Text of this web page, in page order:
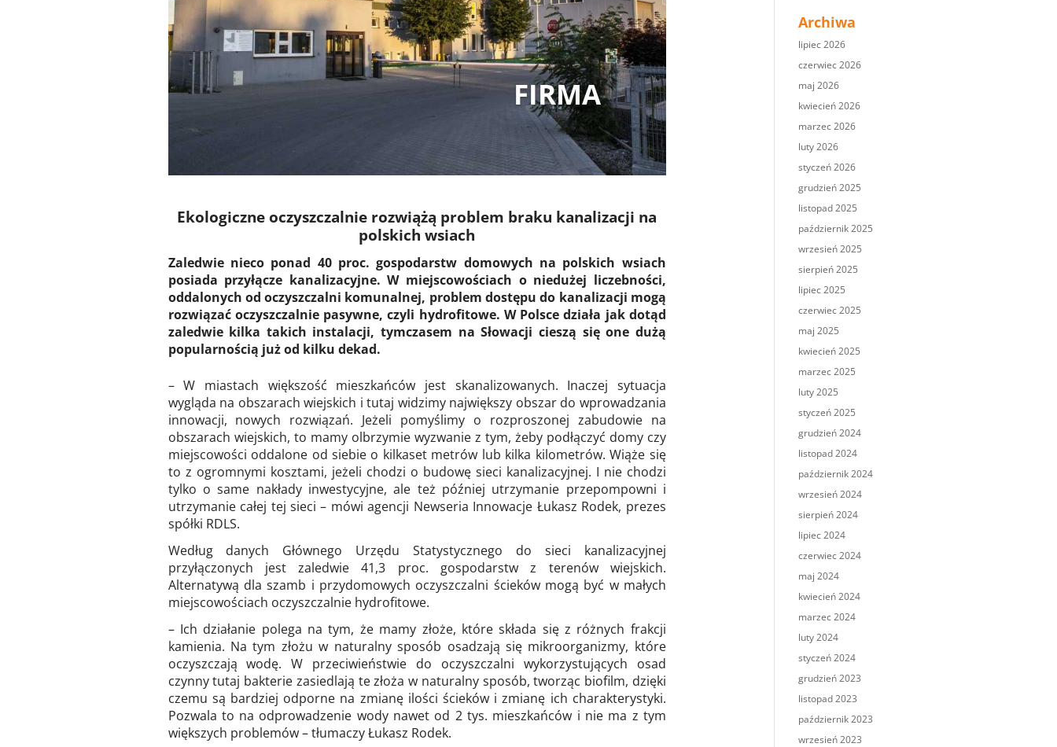
FIRMA
Ekologiczne oczyszczalnie rozwiążą problem braku kanalizacji na
polskich wsiach
Zaledwie nieco ponad 40 proc. gospodarstw domowych na polskich wsiach
posiada przyłącze kanalizacyjne. W miejscowościach o niedużej liczebności,
oddalonych od oczyszczalni komunalnej, problem dostępu do kanalizacji mogą
rozwiązać oczyszczalnie pasywne, czyli hydrofitowe. W Polsce działa jak dotąd
zaledwie kilka takich instalacji, tymczasem na Słowacji cieszą się one dużą
popularnością już od kilku dekad.
– W miastach większość mieszkańców jest skanalizowanych. Inaczej sytuacja
wygląda na obszarach wiejskich i tutaj widzimy największy obszar do wprowadzania
innowacji, nowych rozwiązań. Jeżeli pomyślimy o rozproszonej zabudowie na
obszarach wiejskich, to mamy olbrzymie wyzwanie z tym, żeby podłączyć domy czy
miejscowości oddalone od siebie o kilkaset metrów lub kilka kilometrów. Wiąże się
to z ogromnymi kosztami, jeżeli chodzi o budowę sieci kanalizacyjnej. I nie chodzi
tylko o same nakłady inwestycyjne, ale też później utrzymanie przepompowni i
utrzymanie całej tej sieci – mówi agencji Newseria Innowacje Łukasz Rodek, prezes
spółki RDLS.
Według danych Głównego Urzędu Statystycznego do sieci kanalizacyjnej
przyłączonych jest zaledwie 41,3 proc. gospodarstw z terenów wiejskich.
Alternatywą dla szamb i przydomowych oczyszczalni ścieków mogą być w małych
miejscowościach oczyszczalnie hydrofitowe.
– Ich działanie polega na tym, że mamy złoże, które składa się z różnych frakcji
kamienia. Na tym złożu w naturalny sposób osadzają się mikroorganizmy, które
oczyszczają wodę. W przeciwieństwie do oczyszczalni wykorzystujących osad
czynny tutaj bakterie zasiedlają te złoża w naturalny sposób, tworząc biofilm, dzięki
czemu są bardziej odporne na zmianę ilości ścieków i zmianę ich charakterystyki.
Pozwala to na odprowadzenie wody nawet od 2 tys. mieszkańców i nie ma z tym
większych problemów – tłumaczy Łukasz Rodek.
Archiwa
lipiec 2026
czerwiec 2026
maj 2026
kwiecień 2026
marzec 2026
luty 2026
styczeń 2026
grudzień 2025
listopad 2025
październik 2025
wrzesień 2025
sierpień 2025
lipiec 2025
czerwiec 2025
maj 2025
kwiecień 2025
marzec 2025
luty 2025
styczeń 2025
grudzień 2024
listopad 2024
październik 2024
wrzesień 2024
sierpień 2024
lipiec 2024
czerwiec 2024
maj 2024
kwiecień 2024
marzec 2024
luty 2024
styczeń 2024
grudzień 2023
listopad 2023
październik 2023
wrzesień 2023